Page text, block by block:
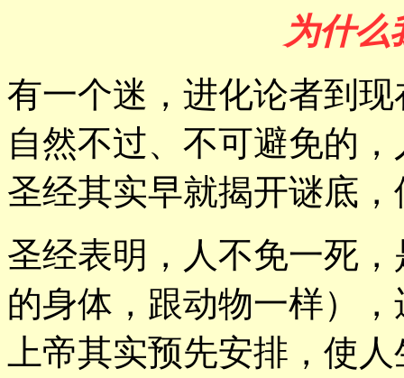
为什么
有一个迷，进化论者到
自然不过、不可避免的
圣经其实早就揭开谜底
圣经表明，人不免一死
的身体，跟动物一样）
上帝其实预先安排，使